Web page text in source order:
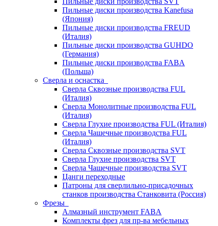
Пильные диски производства Kanefusa
(Япония)
Пильные диски производства FREUD
(Италия)
Пильные диски производства GUHDO
(Германия)
Пильные диски производства FABA
(Польша)
Сверла и оснастка
Сверла Сквозные производства FUL
(Италия)
Сверла Монолитные производства FUL
(Италия)
Сверла Глухие производства FUL (Италия)
Сверла Чашечные производства FUL
(Италия)
Сверла Сквозные производства SVT
Сверла Глухие производства SVT
Сверла Чашечные производства SVT
Цанги переходные
Патроны для сверлильно-присадочных
станков производства Станковита (Россия)
Фрезы
Алмазный инструмент FABA
Комплекты фрез для пр-ва мебельных